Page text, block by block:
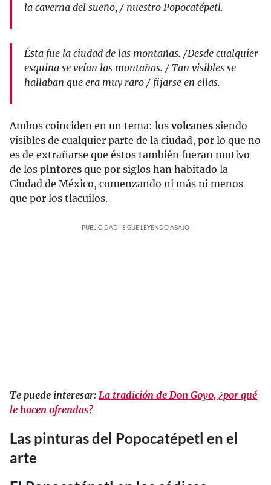
la caverna del sueño, / nuestro Popocatépetl.
Ésta fue la ciudad de las montañas. /Desde cualquier
esquina se veían las montañas. / Tan visibles se
hallaban que era muy raro / fijarse en ellas.
Ambos coinciden en un tema: los volcanes siendo
visibles de cualquier parte de la ciudad, por lo que no
es de extrañarse que éstos también fueran motivo
de los pintores que por siglos han habitado la
Ciudad de México, comenzando ni más ni menos
que por los tlacuilos.
PUBLICIDAD - SIGUE LEYENDO ABAJO
Te puede interesar: La tradición de Don Goyo, ¿por qué
le hacen ofrendas?
Las pinturas del Popocatépetl en el
arte